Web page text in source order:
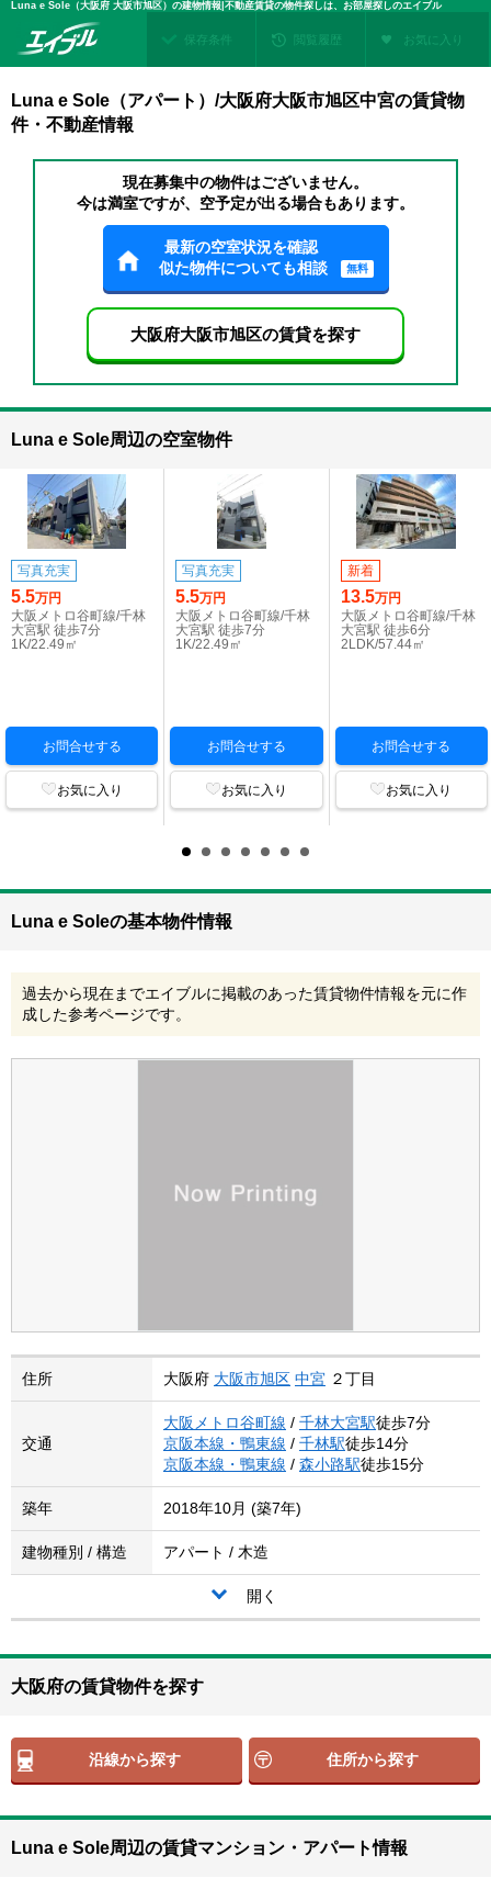
Luna e Sole（大阪府 大阪市旭区）の建物情報|不動産賃貸の物件探しは、お部屋探しのエイブル
保存条件 閲覧履歴 お気に入り
Luna e Sole（アパート）/大阪府大阪市旭区中宮の賃貸物
件・不動産情報
現在募集中の物件はございません。
今は満室ですが、空予定が出る場合もあります。
最新の空室状況を確認
似た物件についても相談
無料
大阪府大阪市旭区の賃貸を探す
Luna e Sole周辺の空室物件
写真充実
5.5万円
大阪メトロ谷町線/千林
大宮駅 徒歩7分
1K/22.49㎡
お問合せする
お気に入り
写真充実
5.5万円
大阪メトロ谷町線/千林
大宮駅 徒歩7分
1K/22.49㎡
お問合せする
お気に入り
新着
13.5万円
大阪メトロ谷町線/千林
大宮駅 徒歩6分
2LDK/57.44㎡
お問合せする
お気に入り
Luna e Soleの基本物件情報
過去から現在までエイブルに掲載のあった賃貸物件情報を元に作
成した参考ページです。
住所 大阪府 大阪市旭区 中宮 ２丁目
交通
大阪メトロ谷町線 / 千林大宮駅徒歩7分
京阪本線・鴨東線 / 千林駅徒歩14分
京阪本線・鴨東線 / 森小路駅徒歩15分
築年 2018年10月 (築7年)
建物種別 / 構造 アパート / 木造
開く
大阪府の賃貸物件を探す
沿線から探す 住所から探す
Luna e Sole周辺の賃貸マンション・アパート情報